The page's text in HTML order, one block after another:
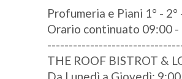
Profumeria e Piani 1° - 2°
Orario continuato 09:00 -
THE ROOF BISTROT &
Da Lunedì a Giovedì: